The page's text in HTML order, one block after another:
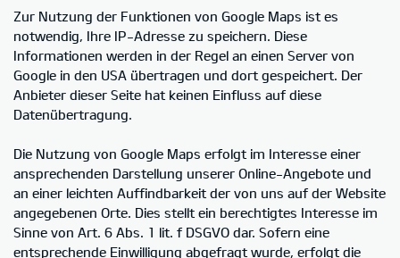
Zur Nutzung der Funktionen von Google Maps ist es
notwendig, Ihre IP-Adresse zu speichern. Diese
Informationen werden in der Regel an einen Server von
Google in den USA übertragen und dort gespeichert. Der
Anbieter dieser Seite hat keinen Einfluss auf diese
Datenübertragung.
Die Nutzung von Google Maps erfolgt im Interesse einer
ansprechenden Darstellung unserer Online-Angebote und
an einer leichten Auffindbarkeit der von uns auf der Website
angegebenen Orte. Dies stellt ein berechtigtes Interesse im
Sinne von Art. 6 Abs. 1 lit. f DSGVO dar. Sofern eine
entsprechende Einwilligung abgefragt wurde, erfolgt die